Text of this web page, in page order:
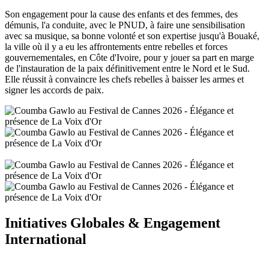
Son engagement pour la cause des enfants et des femmes, des
démunis, l'a conduite, avec le PNUD, à faire une sensibilisation
avec sa musique, sa bonne volonté et son expertise jusqu'à Bouaké,
la ville où il y a eu les affrontements entre rebelles et forces
gouvernementales, en Côte d'Ivoire, pour y jouer sa part en marge
de l'instauration de la paix définitivement entre le Nord et le Sud.
Elle réussit à convaincre les chefs rebelles à baisser les armes et
signer les accords de paix.
Initiatives Globales & Engagement
International